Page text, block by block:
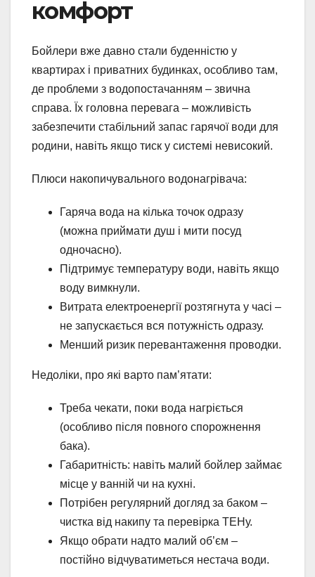
комфорт
Бойлери вже давно стали буденністю у
квартирах і приватних будинках, особливо там,
де проблеми з водопостачанням – звична
справа. Їх головна перевага – можливість
забезпечити стабільний запас гарячої води для
родини, навіть якщо тиск у системі невисокий.
Плюси накопичувального водонагрівача:
Гаряча вода на кілька точок одразу
(можна приймати душ і мити посуд
одночасно).
Підтримує температуру води, навіть якщо
воду вимкнули.
Витрата електроенергії розтягнута у часі –
не запускається вся потужність одразу.
Менший ризик перевантаження проводки.
Недоліки, про які варто пам’ятати:
Треба чекати, поки вода нагріється
(особливо після повного спорожнення
бака).
Габаритність: навіть малий бойлер займає
місце у ванній чи на кухні.
Потрібен регулярний догляд за баком –
чистка від накипу та перевірка ТЕНу.
Якщо обрати надто малий об’єм –
постійно відчуватиметься нестача води.